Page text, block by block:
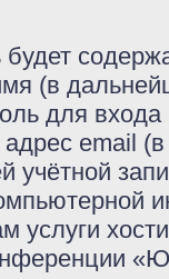
(в
для
адрес email
учётной
услуги